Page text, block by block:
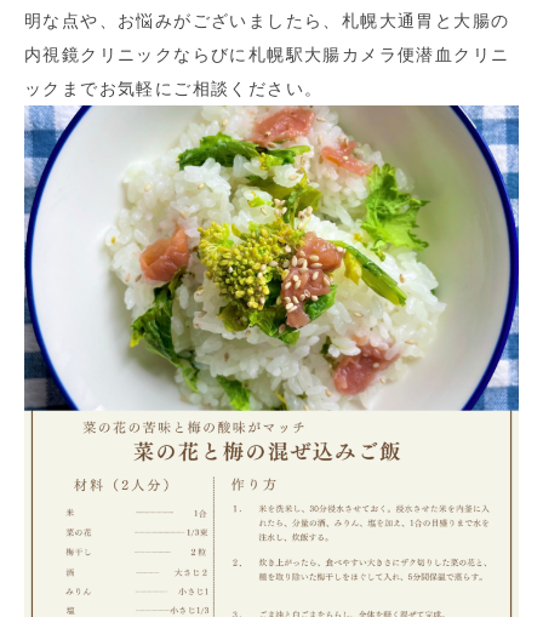
明な点や、お悩みがございましたら、札幌大通胃と大腸の
内視鏡クリニックならびに札幌駅大腸カメラ便潜血クリニ
ックまでお気軽にご相談ください。